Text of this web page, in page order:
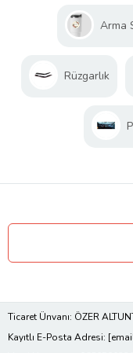
Arma
Rüzgarlık
Ticaret Ünvanı: ÖZER
Kayıtlı E-Posta Adresi: